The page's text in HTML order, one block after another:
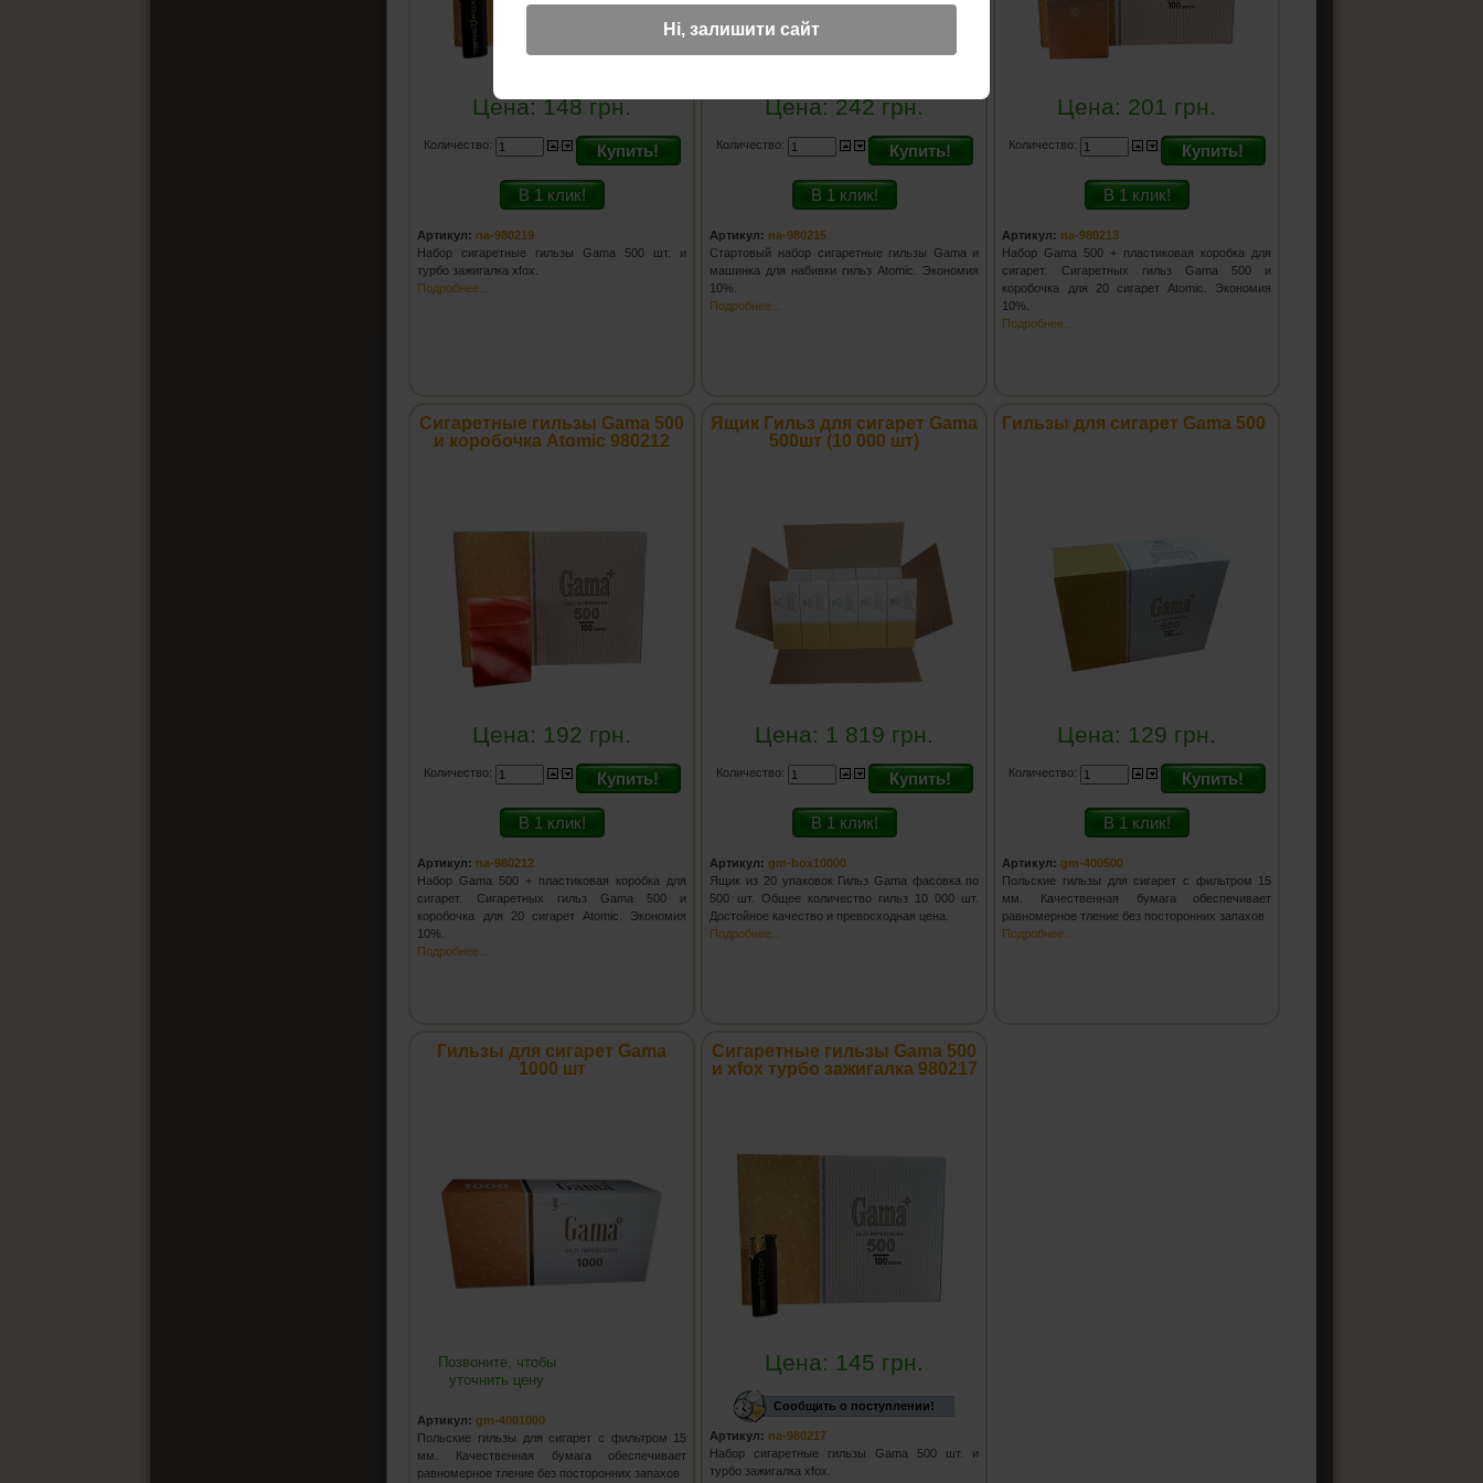
Цена:148грн.
Количество: Купить!
В 1 клик!
Артикул: na-980219
Набор сигаретные гильзы Gama 500 шт. и
турбо зажигалка xfox.
Подробнее...
Цена:242грн.
Количество: Купить!
В 1 клик!
Артикул: na-980215
Стартовый набор сигаретные гильзы Gama и
машинка для набивки гильз Atomic. Экономия
10%.
Подробнее...
Цена: 201 грн.
Количество: Купить!
В 1 клик!
Артикул: na-980213
Набор Gama 500 + пластиковая коробка для
сигарет. Сигаретных гильз Gama 500 и
коробочка для 20 сигарет Atomic. Экономия
10%.
Подробнее...
Сигаретные гильзы Gama 500
и коробочка Atomic 980212
Цена: 192 грн.
Количество: Купить!
В 1 клик!
Артикул: na-980212
Набор Gama 500 + пластиковая коробка для
сигарет. Сигаретных гильз Gama 500 и
коробочка для 20 сигарет Atomic. Экономия
10%.
Подробнее...
Ящик Гильз для сигарет Gama
500шт (10 000 шт)
Цена: 1 819 грн.
Количество: Купить!
В 1 клик!
Артикул:gm-box10000
Ящик из 20 упаковок Гильз Gama фасовка по
500 шт. Общее количество гильз 10 000 шт.
Достойное качество и превосходная цена.
Подробнее...
Гильзы для сигарет Gama 500
Цена: 129 грн.
Количество: Купить!
В 1 клик!
Артикул:gm-400500
Польские гильзы для сигарет с фильтром 15
мм. Качественная бумага обеспечивает
равномерное тление без посторонних запахов
Подробнее...
Гильзы для сигарет Gama
1000 шт
Позвоните, чтобы
уточнить цену
Артикул:gm-4001000
Польские гильзы для сигарет с фильтром 15
мм. Качественная бумага обеспечивает
равномерное тление без посторонних запахов
Сигаретные гильзы Gama 500
и xfox турбо зажигалка 980217
Цена: 145 грн.
Сообщить о поступлении!
Артикул: na-980217
Набор сигаретные гильзы Gama 500 шт. и
турбо зажигалка xfox.
Ні, залишити сайт